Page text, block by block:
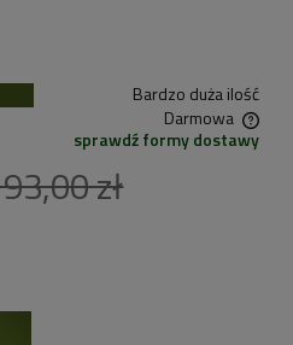
Bardzo duża ilość
Darmowa
kosztów płatności
sprawdź formy dostawy
zł